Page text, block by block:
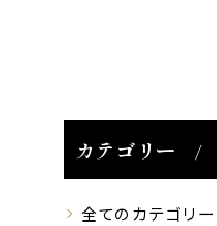
カテゴリー
全てのカテゴリー